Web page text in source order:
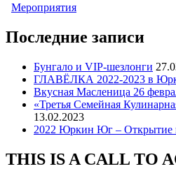
Мероприятия
Последние записи
Бунгало и VIP-шезлонги
ГЛАВЁЛКА 2022-2023 в
Вкусная Масленица 26
«Третья Семейная
13.02.2023
2022 Юркин Юг – Открытие
THIS IS A CALL TO